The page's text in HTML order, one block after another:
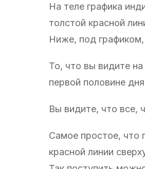
На теле графика
толстой красной
Ниже, под
То, что вы видите
первой половине
Вы видите, что все,
Самое простое, что
красной линии